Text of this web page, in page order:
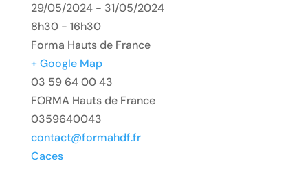
29/05/2024 - 31/05/2024
8h30 - 16h30
Forma Hauts de France
+ Google Map
03 59 64 00 43
FORMA Hauts de France
0359640043
contact@formahdf.fr
Caces